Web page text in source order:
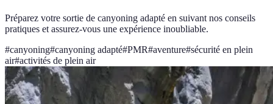
Préparez votre sortie de canyoning adapté en suivant nos conseils
pratiques et assurez-vous une expérience inoubliable.
#canyoning#canyoning adapté#PMR#aventure#sécurité en plein
air#activités de plein air